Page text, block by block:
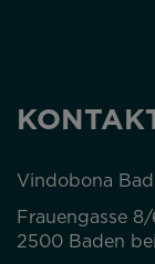
Vindobona
Frauengasse
2500 Baden